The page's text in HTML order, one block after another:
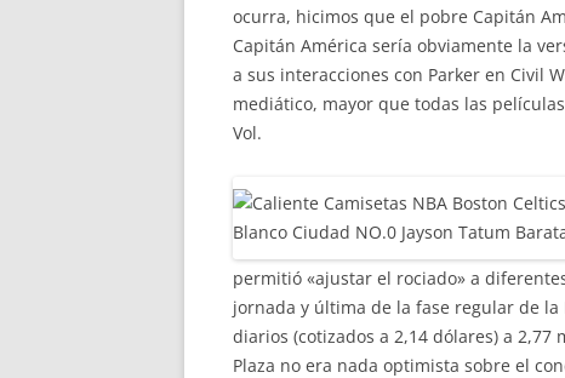
ocurra, hicimos que el pobre Capitán
Capitán América sería obviamente la
a sus interacciones con Parker en Civil
mediático, mayor que todas las
Vol.
permitió «ajustar el rociado» a
jornada y última de la fase regular de la
diarios (cotizados a 2,14 dólares) a
Plaza no era nada optimista sobre el